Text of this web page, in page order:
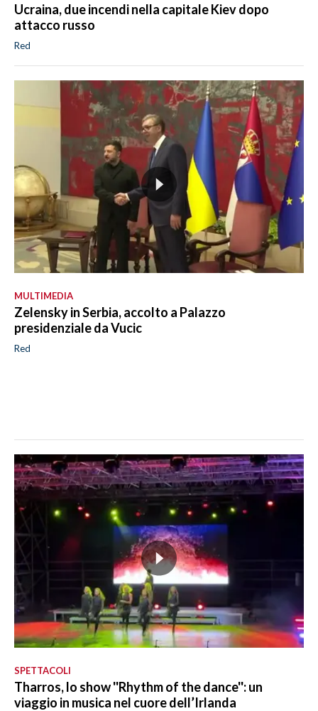
Ucraina, due incendi nella capitale Kiev dopo
attacco russo
Red
MULTIMEDIA
Zelensky in Serbia, accolto a Palazzo
presidenziale da Vucic
Red
SPETTACOLI
Tharros, lo show ''Rhythm of the dance'': un
viaggio in musica nel cuore dell’Irlanda